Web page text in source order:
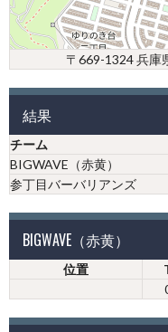
〒669-1324 兵庫
結果
チーム
BIGWAVE（赤黄）
参丁目バーバリアンズ
BIGWAVE（赤黄）
位置